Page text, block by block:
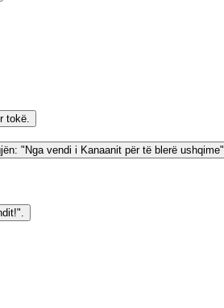
tokë.
"Nga vendi i Kanaanit për të blerë ushqime".